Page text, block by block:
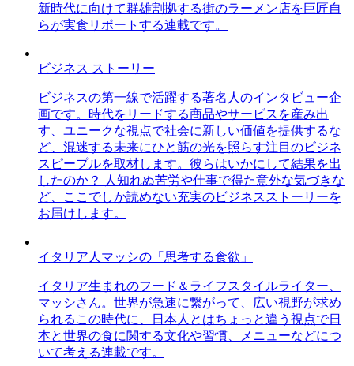
新時代に向けて群雄割拠する街のラーメン店を巨匠自
らが実食リポートする連載です。
ビジネス ストーリー
ビジネスの第一線で活躍する著名人のインタビュー企
画です。時代をリードする商品やサービスを産み出
す、ユニークな視点で社会に新しい価値を提供するな
ど、混迷する未来にひと筋の光を照らす注目のビジネ
スピープルを取材します。彼らはいかにして結果を出
したのか？ 人知れぬ苦労や仕事で得た意外な気づきな
ど、ここでしか読めない充実のビジネスストーリーを
お届けします。
イタリア人マッシの「思考する食欲」
イタリア生まれのフード＆ライフスタイルライター、
マッシさん。世界が急速に繋がって、広い視野が求め
られるこの時代に、日本人とはちょっと違う視点で日
本と世界の食に関する文化や習慣、メニューなどにつ
いて考える連載です。